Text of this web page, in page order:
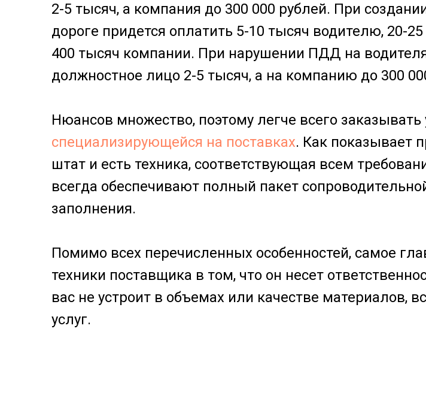
2-5 тысяч, а компания до 300 000 рублей. При
дороге придется оплатить 5-10 тысяч водителю, 20-
400 тысяч компании. При нарушении ПДД на
должностное лицо 2-5 тысяч, а на компанию до 300
Нюансов множество, поэтому легче всего заказывать
специализирующейся на поставках. Как показывает
штат и есть техника, соответствующая всем
всегда обеспечивают полный пакет
заполнения.
Помимо всех перечисленных особенностей, самое
техники поставщика в том, что он несет
вас не устроит в объемах или качестве материалов,
услуг.